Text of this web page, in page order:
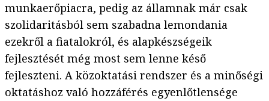
munkaerőpiacra, pedig az államnak már csak
szolidaritásból sem szabadna lemondania
ezekről a fiatalokról, és alapkészségeik
fejlesztését még most sem lenne késő
fejleszteni. A közoktatási rendszer és a minőségi
oktatáshoz való hozzáférés egyenlőtlensége